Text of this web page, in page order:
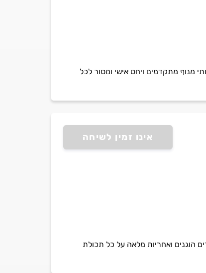
מנוף מתקדמים ויחס אישי ומסור לכל
אינו זמין לשיחה
ואחסנה. מחירים הוגנים ואחריות מלאה על כל תכולת